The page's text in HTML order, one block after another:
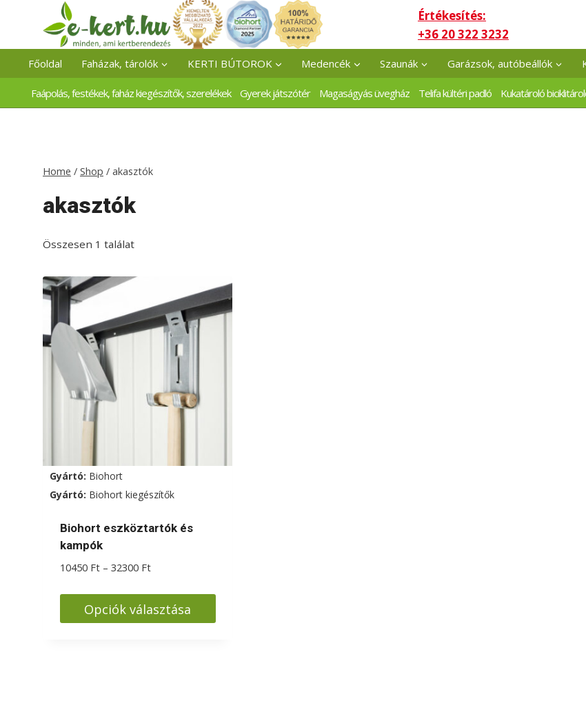
content
Értékesítés:
+36 20 322 3232
Főoldal Faházak, tárolók KERTI BÚTOROK Medencék Szaunák Garázsok, autóbeállók
Faápolás, festékek, faház kiegészítők, szerelékek Gyerek játszótér Magaságyás üvegház Telifa kültéri padló Kukatároló
Home / Shop / akasztók
akasztók
Összesen 1 találat
Gyártó: Biohort
Gyártó: Biohort kiegészítők
Biohort eszköztartók és
kampók
10450 Ft – 32300 FtÁrtartomány:
-
32300 Ft
Opciók választása